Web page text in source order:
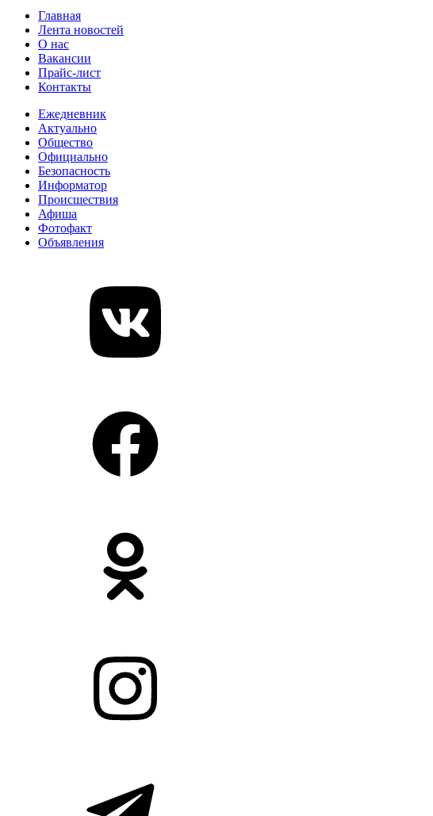
Главная
Лента новостей
О нас
Вакансии
Прайс-лист
Контакты
Ежедневник
Актуально
Общество
Официально
Безопасность
Информатор
Происшествия
Афиша
Фотофакт
Объявления